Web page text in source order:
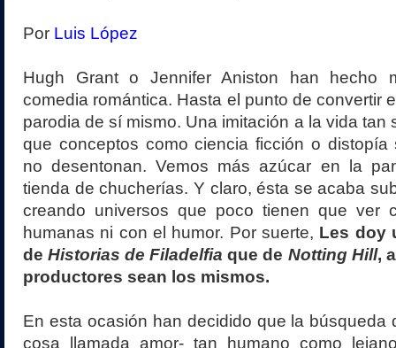
Por Luis López
Hugh Grant o Jennifer Aniston han hecho
comedia romántica. Hasta el punto de convertir
parodia de sí mismo. Una imitación a la vida tan
que conceptos como ciencia ficción o distopía
no desentonan. Vemos más azúcar en la
tienda de chucherías. Y claro, ésta se acaba
creando universos que poco tienen que ver
humanas ni con el humor. Por suerte, Les doy
deHistorias de Filadelfia que de Notting Hill,
productores sean los mismos.
En esta ocasión han decidido que la búsqueda
cosa llamada amor- tan humano como